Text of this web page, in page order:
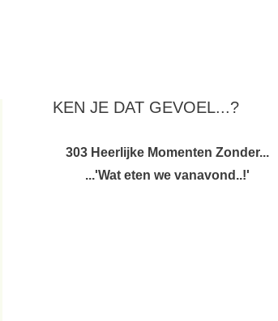
KEN JE DAT GEVOEL...?
303 Heerlijke Momenten Zonder...
...'Wat eten we vanavond..!'